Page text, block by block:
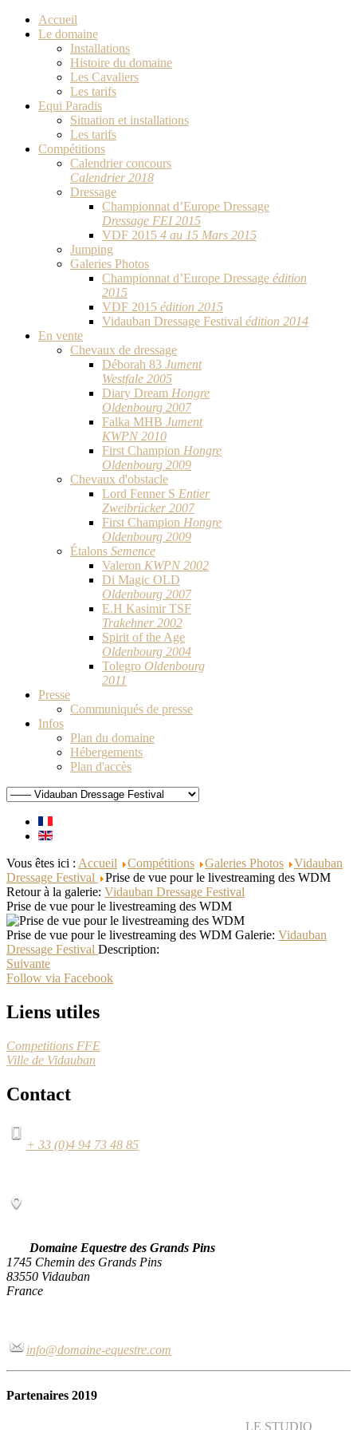
Accueil
Le domaine
Installations
Histoire du domaine
Les Cavaliers
Les tarifs
Equi Paradis
Situation et installations
Les tarifs
Compétitions
Calendrier concours
Calendrier 2018
Dressage
Championnat d’Europe Dressage
Dressage FEI 2015
VDF 2015 4 au 15 Mars 2015
Jumping
Galeries Photos
Championnat d’Europe Dressage édition
2015
VDF 2015 édition 2015
Vidauban Dressage Festival édition 2014
En vente
Chevaux de dressage
Déborah 83 Jument
Westfale 2005
Diary Dream Hongre
Oldenbourg 2007
Falka MHB Jument
KWPN 2010
First Champion Hongre
Oldenbourg 2009
Chevaux d'obstacle
Lord Fenner S Entier
Zweibrücker 2007
First Champion Hongre
Oldenbourg 2009
Étalons Semence
Valeron KWPN 2002
Di Magic OLD
Oldenbourg 2007
E.H Kasimir TSF
Trakehner 2002
Spirit of the Age
Oldenbourg 2004
Tolegro Oldenbourg
2011
Presse
Communiqués de presse
Infos
Plan du domaine
Hébergements
Plan d'accès
Vous êtes ici : Accueil Compétitions Galeries Photos
Vidauban
Dressage Festival
Prise de vue pour le livestreaming des WDM
Retour à la galerie: Vidauban Dressage Festival
Prise de vue pour le livestreaming des WDM
Prise de vue pour le livestreaming des WDM Galerie: Vidauban
Dressage Festival Description:
Suivante
Follow via Facebook
Liens utiles
Competitions FFE
Ville de Vidauban
Contact
+ 33 (0)4 94 73 48 85
Domaine Equestre des Grands Pins
1745 Chemin des Grands Pins
83550 Vidauban
France
info@domaine-equestre.com
Partenaires 2019
LE STUDIO